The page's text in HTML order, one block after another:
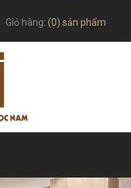
Giỏ hàng: (0) sản phẩm